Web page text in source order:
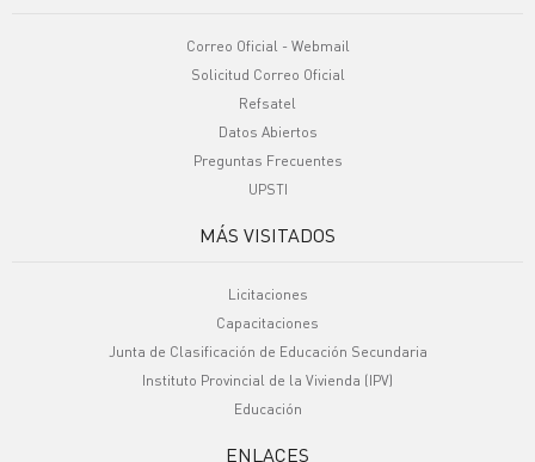
Correo Oficial - Webmail
Solicitud Correo Oficial
Refsatel
Datos Abiertos
Preguntas Frecuentes
UPSTI
MÁS VISITADOS
Licitaciones
Capacitaciones
Junta de Clasificación de Educación Secundaria
Instituto Provincial de la Vivienda (IPV)
Educación
ENLACES